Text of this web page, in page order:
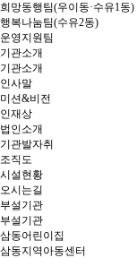
희망동행팀(우이동·수유1동)
행복나눔팀(수유2동)
운영지원팀
기관소개
기관소개
인사말
미션&비전
인재상
법인소개
기관발자취
조직도
시설현황
오시는길
부설기관
부설기관
삼동어린이집
삼동지역아동센터